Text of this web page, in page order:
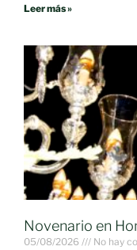
Leer más »
Novenario en
05/08/2026 No hay